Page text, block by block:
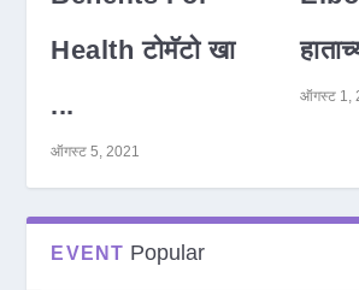
Health टोमॅटो खा
...
ऑगस्ट 5, 2021
ऑगस्ट 1,
EVENT Popular